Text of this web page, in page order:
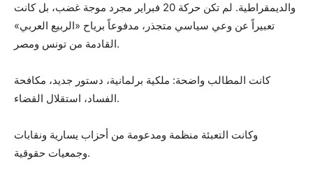
والديمقراطية. لم تكن حركة 20 فبراير مجرد موجة غضب، بل كانت
تعبيراً عن وعي سياسي متجذر، مدفوعاً برياح «الربيع العربي»
القادمة من تونس ومصر.
كانت المطالب واضحة: ملكية برلمانية، دستور جديد، مكافحة
الفساد، استقلال القضاء.
وكانت التعبئة منظمة ومدعومة من أحزاب يسارية ونقابات
وجمعيات حقوقية.